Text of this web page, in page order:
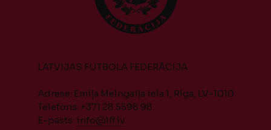
LATVIJAS FUTBOLA FEDERĀCIJA
Adrese: Emiļa Melngaiļa iela 1, Rīga, LV-1010
Telefons: +371 28 5598 98
E-pasts: info@lff.lv